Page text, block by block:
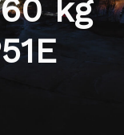
kg